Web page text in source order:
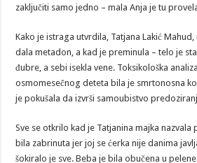
zaključiti samo jedno – mala Anja je tu
Kako je istraga utvrdila, Tatjana Lakić
dala metadon, a kad je preminula – telo je
đubre, a sebi isekla vene. Toksikološka
osmomesečnog deteta bila je smrtonosna
je pokušala da izvrši samoubistvo
Sve se otkrilo kad je Tatjanina majka nazvala
bila zabrinuta jer joj se ćerka nije danima
šokiralo je sve. Beba je bila obučena u